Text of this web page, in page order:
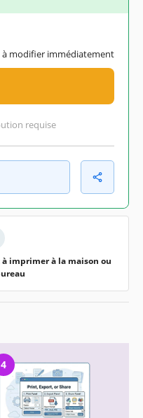
à modifier immédiatement
requise
à imprimer à la maison ou
4